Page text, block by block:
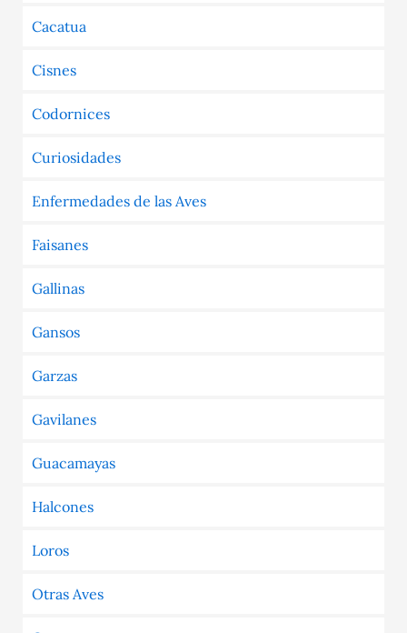
Cacatua
Cisnes
Codornices
Curiosidades
Enfermedades de las Aves
Faisanes
Gallinas
Gansos
Garzas
Gavilanes
Guacamayas
Halcones
Loros
Otras Aves